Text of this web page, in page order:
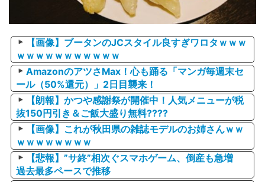
【画像】ブータンのJCスタイル良すぎワロタｗｗｗ
ｗｗｗｗｗｗｗｗｗｗｗ
AmazonのアツさMax！心も踊る「マンガ毎週末セ
ール（50%還元）」2日目襲来！
【朗報】かつや感謝祭が開催中！人気メニューが税
抜150円引き＆ご飯大盛り無料????
【画像】これが秋田県の雑誌モデルのお姉さんｗｗ
ｗｗｗｗｗｗｗｗ
【悲報】”サ終”相次ぐスマホゲーム、倒産も急増
過去最多ペースで推移